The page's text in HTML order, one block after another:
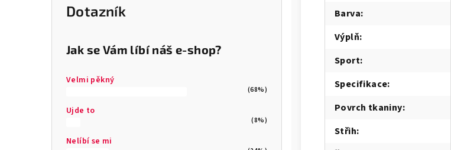
Dotazník
Jak se Vám líbí náš e-shop?
Velmi pěkný
(68%)
Ujde to
(8%)
Nelíbí se mi
Barva:
Výplň:
Sport:
Specifikace:
Povrch tkaniny:
Střih: